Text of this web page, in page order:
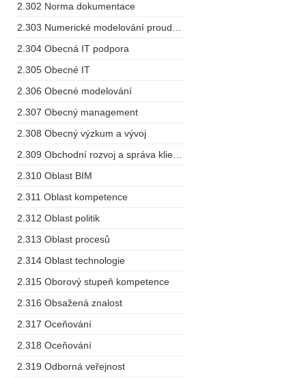
2.302 Norma dokumentace
2.304 Obecná IT podpora
2.305 Obecné IT
2.306 Obecné modelování
2.307 Obecný management
2.308 Obecný výzkum a vývoj
2.310 Oblast BIM
2.311 Oblast kompetence
2.312 Oblast politik
2.313 Oblast procesů
2.314 Oblast technologie
2.315 Oborový stupeň kompetence
2.316 Obsažená znalost
2.317 Oceňování
2.318 Oceňování
2.319 Odborná veřejnost